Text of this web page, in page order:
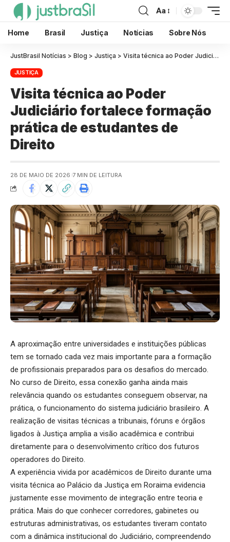
Aa
Home Brasil Justiça Notícias Sobre Nós
JustBrasil Notícias > Blog > Justiça > Visita técnica ao Poder Judiciário fortalece formação prática de estudantes de Direito
JUSTIÇA
Visita técnica ao Poder
Judiciário fortalece formação
prática de estudantes de
Direito
28 DE MAIO DE 2026 7 MIN DE LEITURA
A aproximação entre universidades e instituições públicas
tem se tornado cada vez mais importante para a formação
de profissionais preparados para os desafios do mercado.
No curso de Direito, essa conexão ganha ainda mais
relevância quando os estudantes conseguem observar, na
prática, o funcionamento do sistema judiciário brasileiro. A
realização de visitas técnicas a tribunais, fóruns e órgãos
ligados à Justiça amplia a visão acadêmica e contribui
diretamente para o desenvolvimento crítico dos futuros
operadores do Direito.
A experiência vivida por acadêmicos de Direito durante uma
visita técnica ao Palácio da Justiça em Roraima evidencia
justamente esse movimento de integração entre teoria e
prática. Mais do que conhecer corredores, gabinetes ou
estruturas administrativas, os estudantes tiveram contato
com a dinâmica institucional do Judiciário, compreendendo